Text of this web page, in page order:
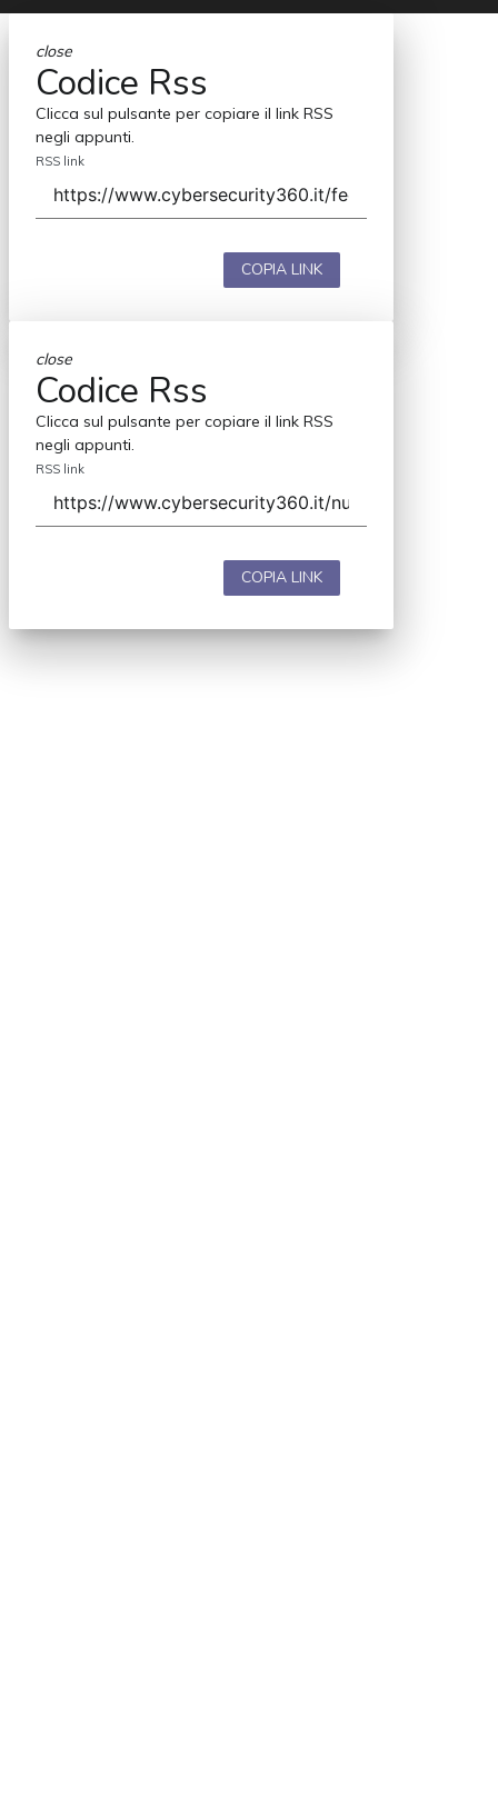
close
Codice Rss
Clicca sul pulsante per copiare il link RSS
negli appunti.
RSS link
COPIA LINK
close
Codice Rss
Clicca sul pulsante per copiare il link RSS
negli appunti.
RSS link
COPIA LINK